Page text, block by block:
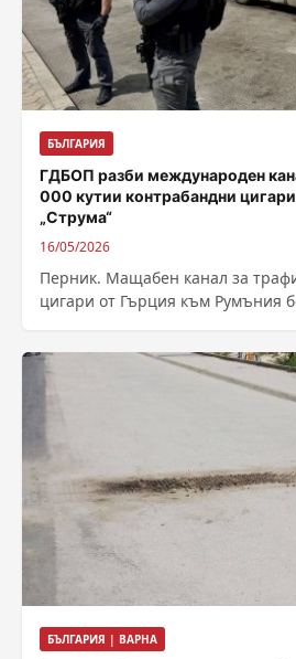
БЪЛГАРИЯ
ГДБОП разби международен
000 кутии контрабандни
„Струма“
16/05/2026
Перник. Мащабен канал за
цигари от Гърция към Румъния
БЪЛГАРИЯ | ВАРНА